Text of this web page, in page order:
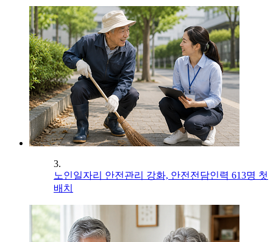
3.
노인일자리 안전관리 강화, 안전전담인력 613명 첫
배치